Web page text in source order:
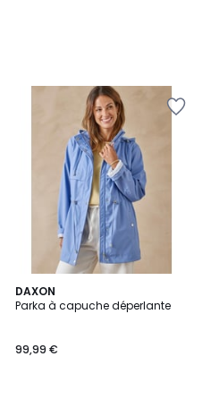
DAXON
Parka à capuche déperlante
99,99 €